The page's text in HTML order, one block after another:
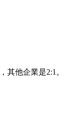
其他企業是2:1。